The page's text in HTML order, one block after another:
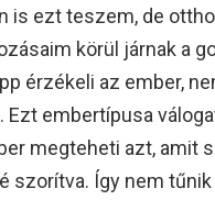
is ezt teszem, de
körül járnak a
érzékeli az ember,
Ezt embertípusa
megteheti azt, amit
szorítva. Így nem tűnik